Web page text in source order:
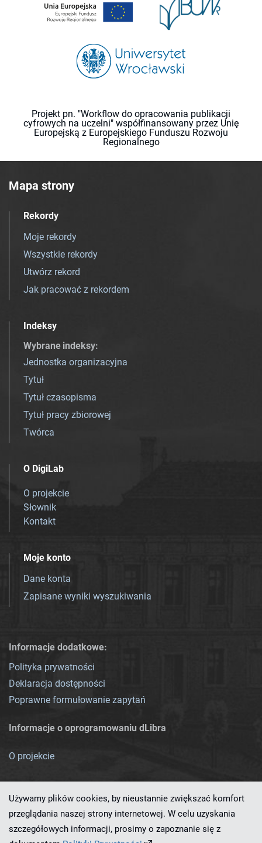
Projekt pn. "Workflow do opracowania publikacji
cyfrowych na uczelni" współfinansowany przez Unię
Europejską z Europejskiego Funduszu Rozwoju
Regionalnego
Mapa strony
Rekordy
Moje rekordy
Wszystkie rekordy
Utwórz rekord
Jak pracować z rekordem
Indeksy
Wybrane indeksy:
Jednostka organizacyjna
Tytuł
Tytuł czasopisma
Tytuł pracy zbiorowej
Twórca
O DigiLab
O projekcie
Słownik
Kontakt
Moje konto
Dane konta
Zapisane wyniki wyszukiwania
Informacje dodatkowe:
Polityka prywatności
Deklaracja dostępności
Poprawne formułowanie zapytań
Informacje o oprogramowaniu dLibra
O projekcie
Ten serwis działa dzięki oprogramowaniu
Używamy plików cookies, by nieustannie zwiększać komfort
przeglądania naszej strony internetowej. W celu uzyskania
szczegółowych informacji, prosimy o zapoznanie się z